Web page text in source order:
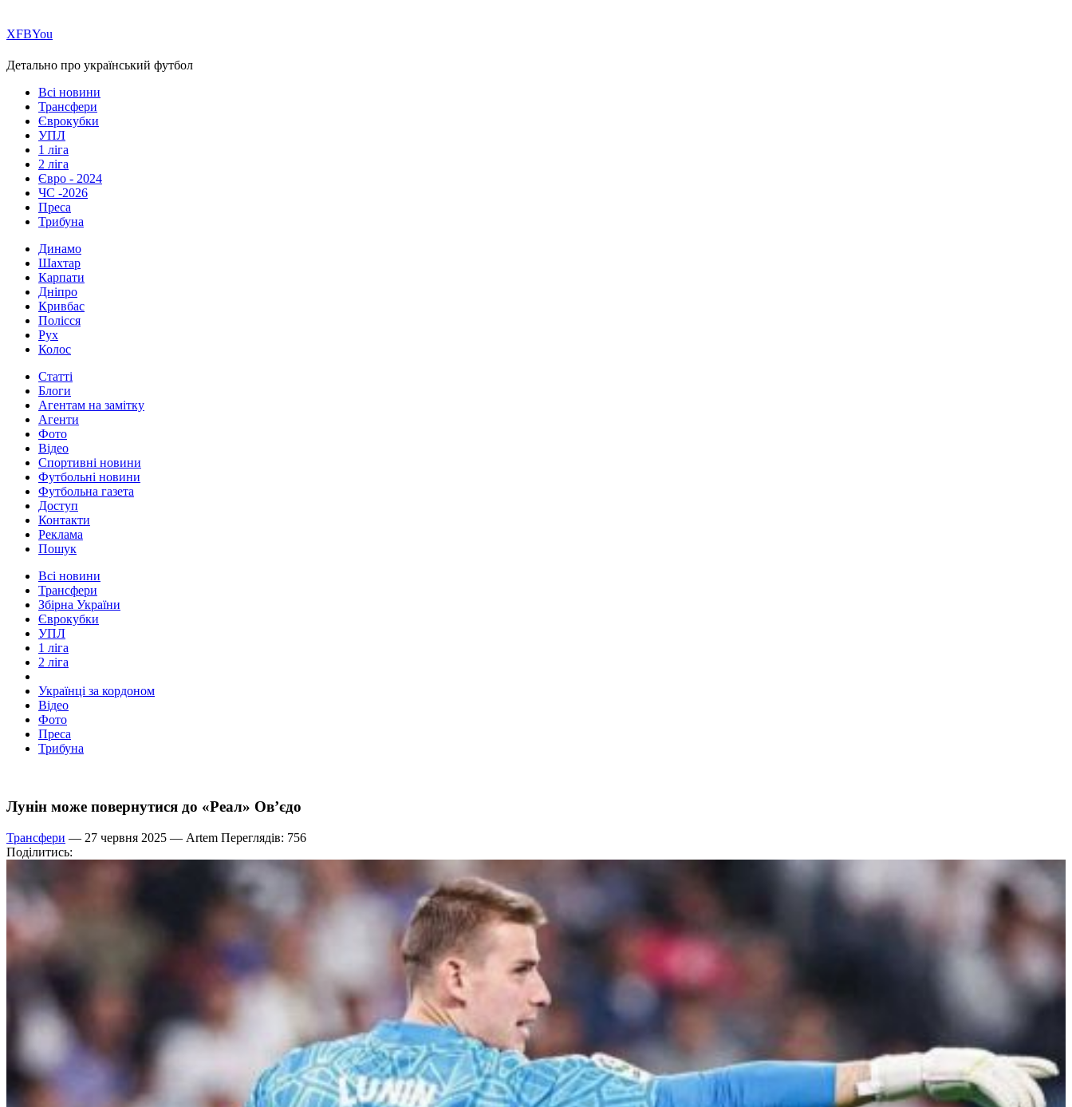
ХFBYou
Детально про український футбол
Всі новини
Трансфери
Єврокубки
УПЛ
1 ліга
2 ліга
Євро - 2024
ЧС -2026
Преса
Трибуна
Динамо
Шахтар
Карпати
Дніпро
Кривбас
Полісся
Рух
Колос
Статті
Блоги
Агентам на замітку
Агенти
Фото
Відео
Спортивні новини
Футбольні новини
Футбольна газета
Доступ
Контакти
Реклама
Пошук
Всі новини
Трансфери
Збірна України
Єврокубки
УПЛ
1 ліга
2 ліга
Українці за кордоном
Відео
Фото
Преса
Трибуна
Лунін може повернутися до «Реал» Ов’єдо
Трансфери — 27 червня 2025 — Artem Переглядів: 756
Поділитись: